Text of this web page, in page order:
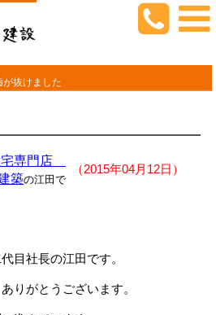
が抜けました
（2015年04月12日）
専門店
築の江田で
目社長の江田です。
りがとうございます。